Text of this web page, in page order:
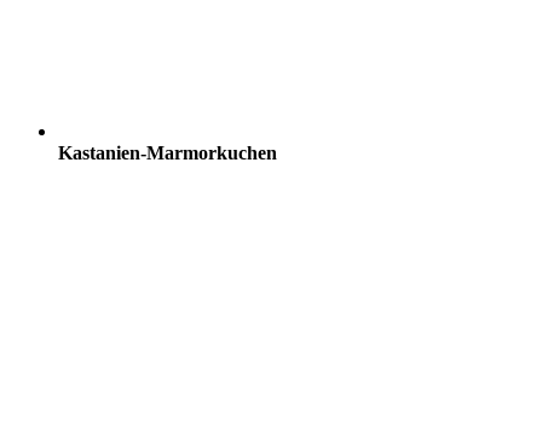
Kastanien-Marmorkuchen